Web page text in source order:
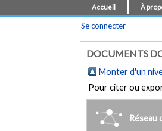
Accueil À
Se connecter
DOCUMENTS
Monter d'un
Pour citer ou
Réseau